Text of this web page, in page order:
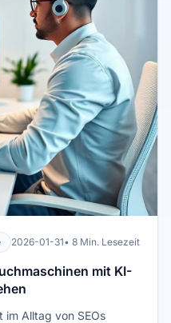
2026-01-31• 8 Min. Lesezeit
mit KI-
im Alltag von SEOs